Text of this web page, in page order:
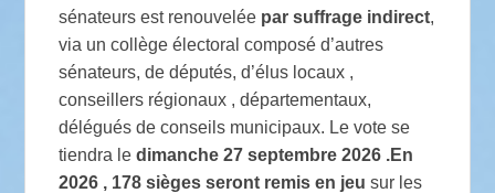
sénateurs est renouvelée par suffrage indirect,
via un collège électoral composé d’autres
sénateurs, de députés, d’élus locaux ,
conseillers régionaux , départementaux,
délégués de conseils municipaux. Le vote se
tiendra ledimanche 27 septembre 2026 .En
2026 , 178 sièges seront remis en jeu sur les